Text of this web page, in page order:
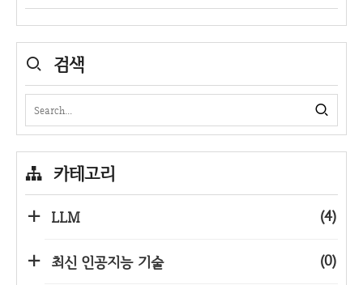
검색
카테고리
LLM (4)
최신 인공지능 기술 (0)